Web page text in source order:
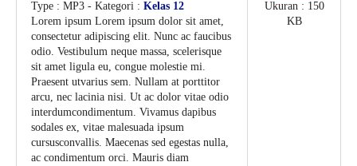
Type : MP3 - Kategori : Kelas 12
Lorem ipsum Lorem ipsum dolor sit amet,
consectetur adipiscing elit. Nunc ac faucibus
odio. Vestibulum neque massa, scelerisque
sit amet ligula eu, congue molestie mi.
Praesent utvarius sem. Nullam at porttitor
arcu, nec lacinia nisi. Ut ac dolor vitae odio
interdumcondimentum. Vivamus dapibus
sodales ex, vitae malesuada ipsum
cursusconvallis. Maecenas sed egestas nulla,
ac condimentum orci. Mauris diam
Ukuran : 150
KB